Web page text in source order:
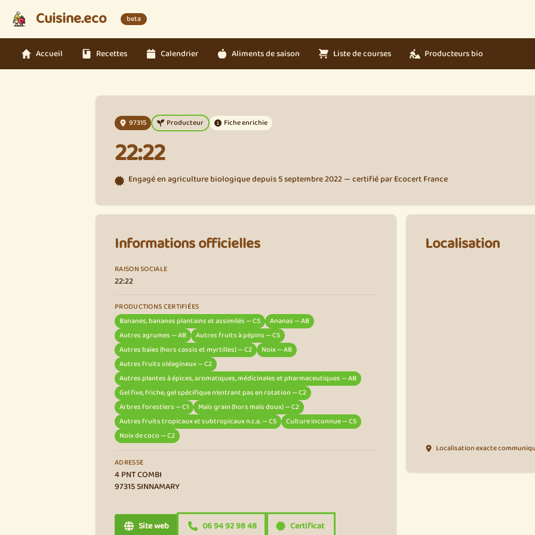
Cuisine.eco beta
Accueil Recettes Calendrier Aliments de saison Liste de courses Producteurs bio
97315 Producteur Fiche enrichie
22:22
Engagé en agriculture biologique depuis 5 septembre 2022 — certifié par Ecocert France
Informations officielles
RAISON SOCIALE
22:22
PRODUCTIONS CERTIFIÉES
Bananes, bananes plantains et assimilés — CS
Ananas — AB
Autres agrumes — AB
Autres fruits à pépins — CS
Autres baies (hors cassis et myrtilles) — C2
Noix — AB
Autres fruits oléagineux — C2
Autres plantes à épices, aromatiques, médicinales et pharmaceutiques — AB
Gel fixe, friche, gel spécifique n’entrant pas en rotation — C2
Arbres forestiers — C1
Maïs grain (hors maïs doux) — C2
Autres fruits tropicaux et subtropicaux n.c.a. — CS
Culture inconnue — CS
Noix de coco — C2
ADRESSE
4 PNT COMBI
97315 SINNAMARY
Site web 06 94 92 98 48 Certificat
Localisation
Localisation exacte